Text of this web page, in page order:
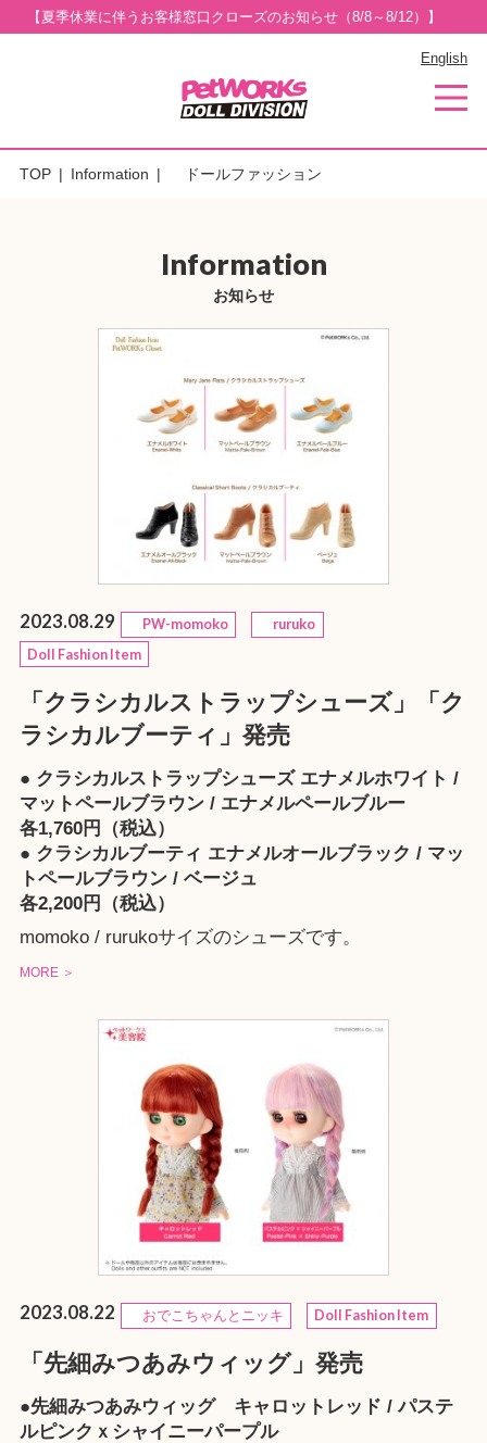
【夏季休業に伴うお客様窓口クローズのお知らせ（8/8～8/12）】
English
TOP Information ドールファッション
Information
お知らせ
2023.08.29 PW-momoko
ruruko
Doll Fashion Item
「クラシカルストラップシューズ」「ク
ラシカルブーティ」発売
● クラシカルストラップシューズ エナメルホワイト /
マットペールブラウン / エナメルペールブルー
各1,760円（税込）
● クラシカルブーティ エナメルオールブラック / マッ
トペールブラウン / ベージュ
各2,200円（税込）
momoko / rurukoサイズのシューズです。
MORE ＞
2023.08.22 おでこちゃんとニッキ Doll Fashion Item
「先細みつあみウィッグ」発売
●先細みつあみウィッグ キャロットレッド / パステ
ルピンクｘシャイニーパープル